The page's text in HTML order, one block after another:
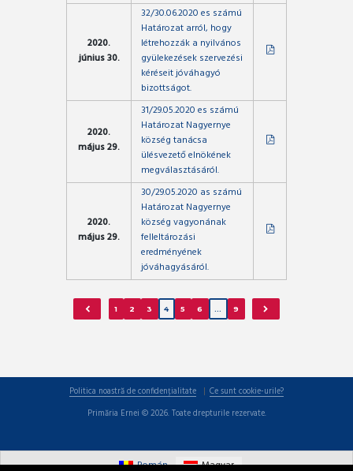
2020.
június 30.
32/30.06.2020 es számú
Határozat arról, hogy
létrehozzák a nyilvános
gyülekezések szervezési
kéréseit jóváhagyó
bizottságot.
2020.
május 29.
31/29.05.2020 es számú
Határozat Nagyernye
község tanácsa
ülésvezető elnökének
megválasztásáról.
2020.
május 29.
30/29.05.2020 as számú
Határozat Nagyernye
község vagyonának
felleltározási
eredményének
jóváhagyásáról.
1 2 3 4 5 6 9
Politica noastră de confidențialitate
Ce sunt cookie-urile?
Primăria Ernei © 2026. Toate drepturile rezervate.
Román Magyar